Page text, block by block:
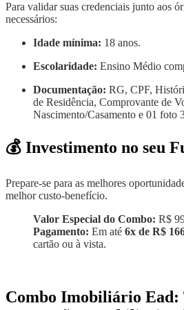
Para validar suas credenciais junto aos
necessários:
Idade mínima: 18 anos.
Escolaridade: Ensino Médio
Documentação: RG, CPF,
de Residência, Comprovante de
Nascimento/Casamento e 01 foto
💰 Investimento no seu
Prepare-se para as melhores
melhor custo-benefício.
Valor Especial do Combo: R$
Pagamento: Em até 6x de R$
cartão ou à vista.
Combo Imobiliário Ead: